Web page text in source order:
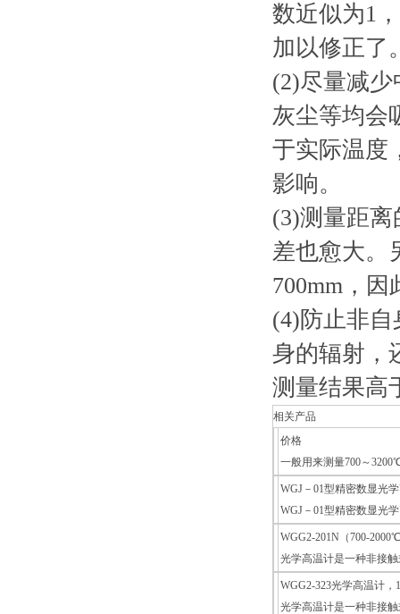
数近似为1
加以修正了
(2)尽量减
灰尘等均会
于实际温度
影响。
(3)测量距
差也愈大。
700mm，
(4)防止非
身的辐射，
测量结果高
相关产品
价格
一般用来测量700～
WGJ－01型精密数显光
WGJ－01型精密数显光
WGG2-201N（700-
光学高温计是一种非接
WGG2-323光学高温计
光学高温计是一种非接